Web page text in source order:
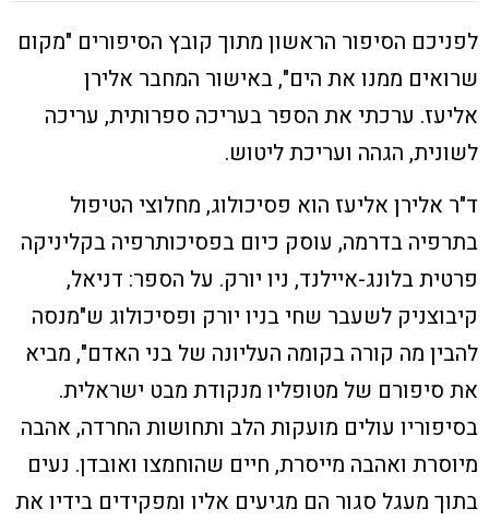
לפניכם הסיפור הראשון מתוך קובץ הסיפורים "מקום
שרואים ממנו את הים", באישור המחבר אלירן
אליעז. ערכתי את הספר בעריכה ספרותית, עריכה
לשונית, הגהה ועריכת ליטוש.
ד"ר אלירן אליעז הוא פסיכולוג, מחלוצי הטיפול
בתרפיה בדרמה, עוסק כיום בפסיכותרפיה בקליניקה
פרטית בלונג-איילנד, ניו יורק. על הספר: דניאל,
קיבוצניק לשעבר שחי בניו יורק ופסיכולוג ש"מנסה
להבין מה קורה בקומה העליונה של בני האדם", מביא
את סיפורם של מטופליו מנקודת מבט ישראלית.
בסיפוריו עולים מועקות הלב ותחושות החרדה, אהבה
מיוסרת ואהבה מייסרת, חיים שהוחמצו ואובדן. נעים
בתוך מעגל סגור הם מגיעים אליו ומפקידים בידיו את